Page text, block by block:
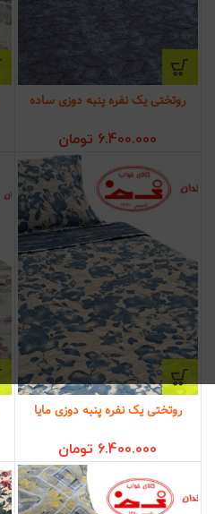
روتختی یک نفره پنبه دوزی ساده
6.400.000 تومان
روتختی یک نفره پنبه دوزی مایا
6.400.000 تومان